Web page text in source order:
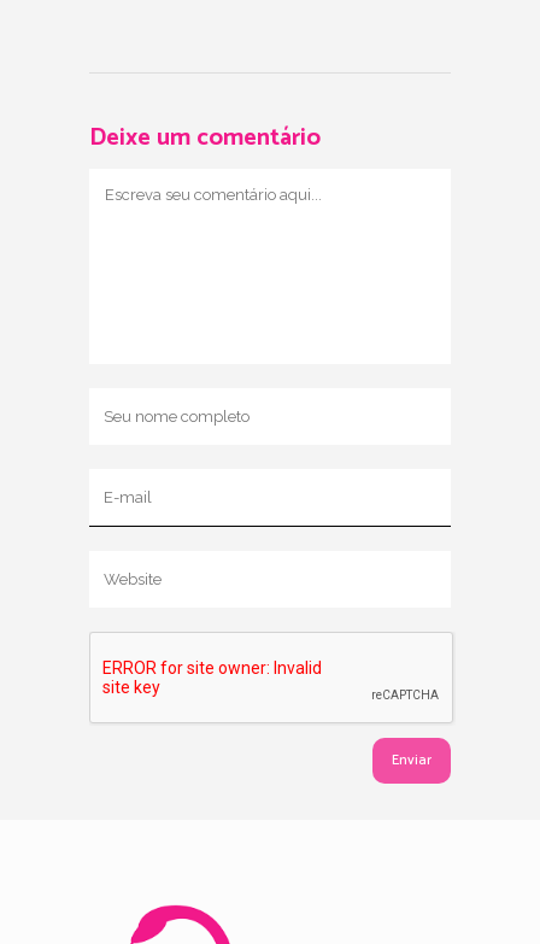
Deixe um comentário